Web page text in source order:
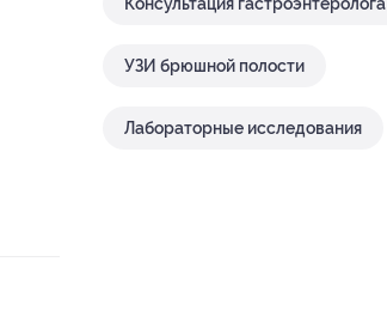
Консультация гастроэнтеролога
УЗИ брюшной полости
Лабораторные исследования